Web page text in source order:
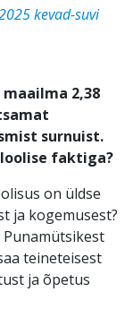
kevad-suvi
2,38
surnuist.
faktiga?
on üldse
ja kogemusest?
Punamütsikest
teineteisest
ja õpetus